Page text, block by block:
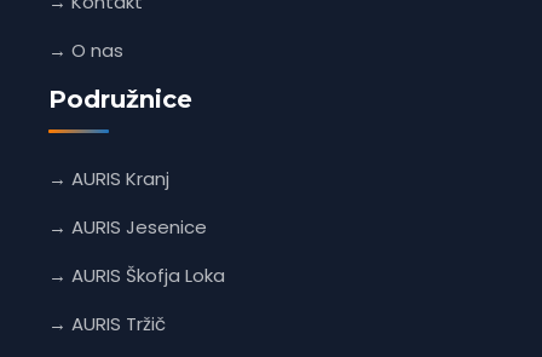
→ O nas
Podružnice
→ AURIS Kranj
→ AURIS Jesenice
→ AURIS Škofja Loka
→ AURIS Tržič